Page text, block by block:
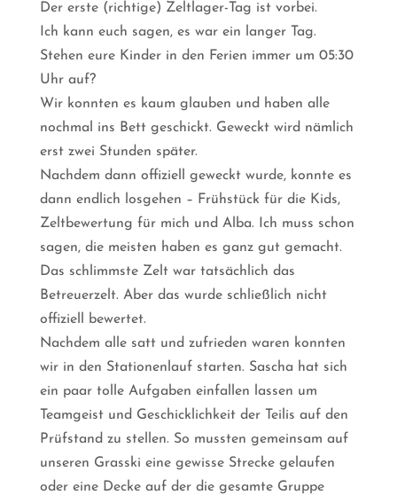
Der erste (richtige) Zeltlager-Tag ist vorbei.
Ich kann euch sagen, es war ein langer Tag.
Stehen eure Kinder in den Ferien immer um 05:30
Uhr auf?
Wir konnten es kaum glauben und haben alle
nochmal ins Bett geschickt. Geweckt wird nämlich
erst zwei Stunden später.
Nachdem dann offiziell geweckt wurde, konnte es
dann endlich losgehen – Frühstück für die Kids,
Zeltbewertung für mich und Alba. Ich muss schon
sagen, die meisten haben es ganz gut gemacht.
Das schlimmste Zelt war tatsächlich das
Betreuerzelt. Aber das wurde schließlich nicht
offiziell bewertet.
Nachdem alle satt und zufrieden waren konnten
wir in den Stationenlauf starten. Sascha hat sich
ein paar tolle Aufgaben einfallen lassen um
Teamgeist und Geschicklichkeit der Teilis auf den
Prüfstand zu stellen. So mussten gemeinsam auf
unseren Grasski eine gewisse Strecke gelaufen
oder eine Decke auf der die gesamte Gruppe